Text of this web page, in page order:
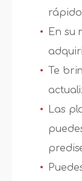
En su
Te
Las